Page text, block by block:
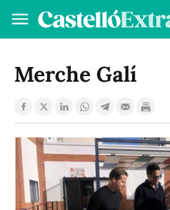
VA
Merche Galí